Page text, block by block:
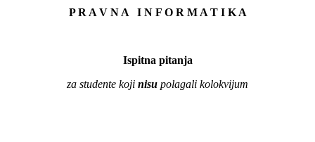
P R A V N A I N F O R M A T I K A
Ispitna pitanja
za studente koji nisu polagali kolokvijum